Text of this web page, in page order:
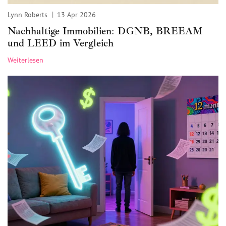
Lynn Roberts 13 Apr 2026
Nachhaltige Immobilien: DGNB, BREEAM
und LEED im Vergleich
Weiterlesen